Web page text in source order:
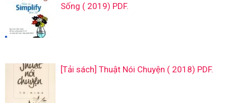
Sống ( 2019) PDF.
[Tải sách] Thuật Nói Chuyện ( 2018) PDF.